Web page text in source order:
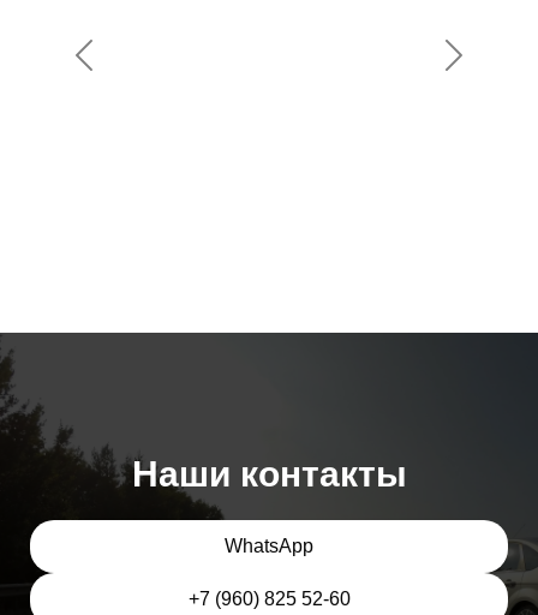
Предыдущий
Наши контакты
WhatsApp
+7 (960) 825 52-60